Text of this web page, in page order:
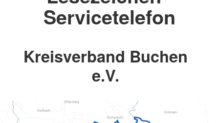
Servicetelefon
Kreisverband Buchen
e.V.